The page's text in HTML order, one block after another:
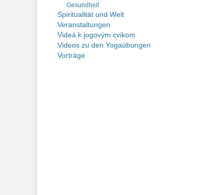
Gesundheit
Spiritualität und Welt
Veranstaltungen
Videá k jogovým cvikom
Videos zu den Yogaübungen
Vorträge